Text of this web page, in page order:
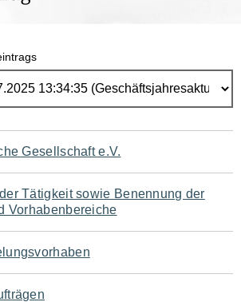
Gesellschaft e.V.
Tätigkeit sowie Benennung der
Vorhabenbereiche